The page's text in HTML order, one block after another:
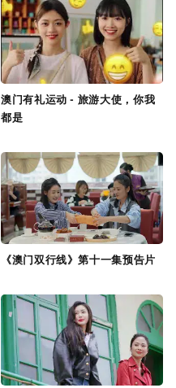
澳门有礼运动 - 旅游大使，你我
都是
《澳门双行线》第十一集预告片